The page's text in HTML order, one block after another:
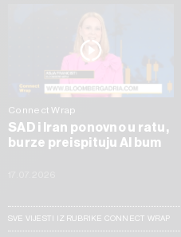
Connect Wrap
SAD i Iran ponovno u ratu,
burze preispituju AI bum
SVE VIJESTI IZ RUBRIKE CONNECT WRAP